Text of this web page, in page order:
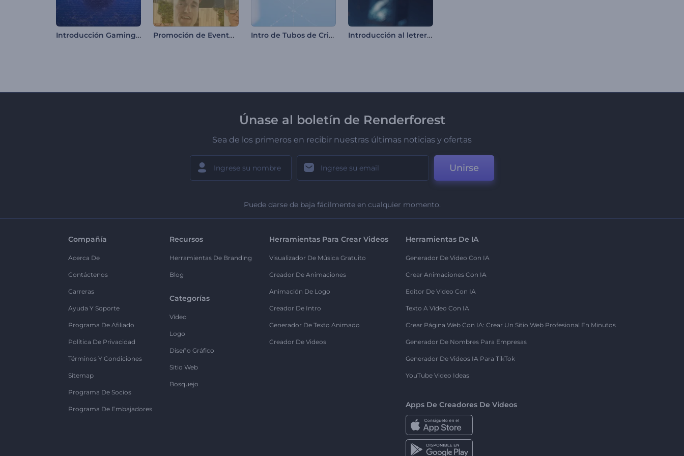
Introducción Gaming de Neón Promoción de Evento Especial Intro de Tubos de Cristal Tecnológicos Introducción al letrero ciberpunk
Únase al boletín de Renderforest
Sea de los primeros en recibir nuestras últimas noticias y ofertas
Unirse
Puede darse de baja fácilmente en cualquier momento.
Compañía
Acerca De
Contáctenos
Carreras
Ayuda Y Soporte
Programa De Afiliado
Política De Privacidad
Términos Y Condiciones
Sitemap
Programa De Socios
Programa De Embajadores
Recursos
Herramientas De Branding
Blog
Categorías
Vídeo
Logo
Diseño Gráfico
Sitio Web
Bosquejo
Herramientas Para Crear Videos
Visualizador De Música Gratuito
Creador De Animaciones
Animación De Logo
Creador De Intro
Generador De Texto Animado
Creador De Videos
Herramientas De IA
Generador De Video Con IA
Crear Animaciones Con IA
Editor De Video Con IA
Texto A Video Con IA
Crear Página Web Con IA: Crear Un Sitio Web Profesional En Minutos
Generador De Nombres Para Empresas
Generador De Videos IA Para TikTok
YouTube Video Ideas
Apps De Creadores De Videos